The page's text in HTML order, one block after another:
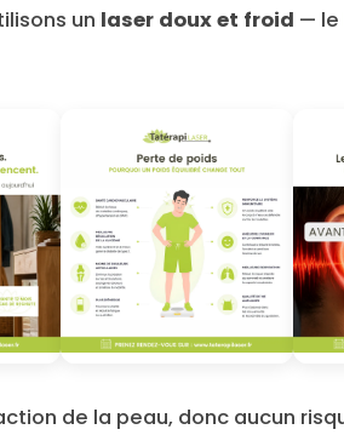
un laser doux et froid — le
de la peau, donc aucun